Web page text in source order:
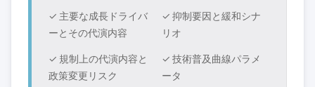
✓ 主要な成長ドライバ
ーとその代演内容
✓ 抑制要因と緩和シナ
リオ
✓ 規制上の代演内容と
政策変更リスク
✓ 技術普及曲線パラメ
ータ